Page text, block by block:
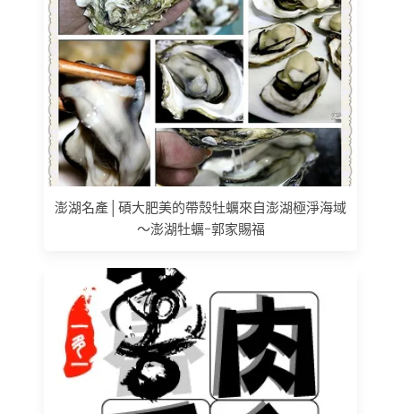
澎湖名產│碩大肥美的帶殼牡蠣來自澎湖極淨海域
～澎湖牡蠣-郭家賜福